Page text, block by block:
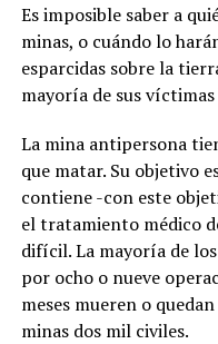
Es imposible saber a
minas, o cuándo lo
esparcidas sobre la
mayoría de sus
La mina antipersona
que matar. Su objetivo
contiene -con este
el tratamiento médico
difícil. La mayoría de
por ocho o nueve
meses mueren o
minas dos mil civiles.